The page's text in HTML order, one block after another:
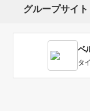
い
グループサイト
ベ
タ